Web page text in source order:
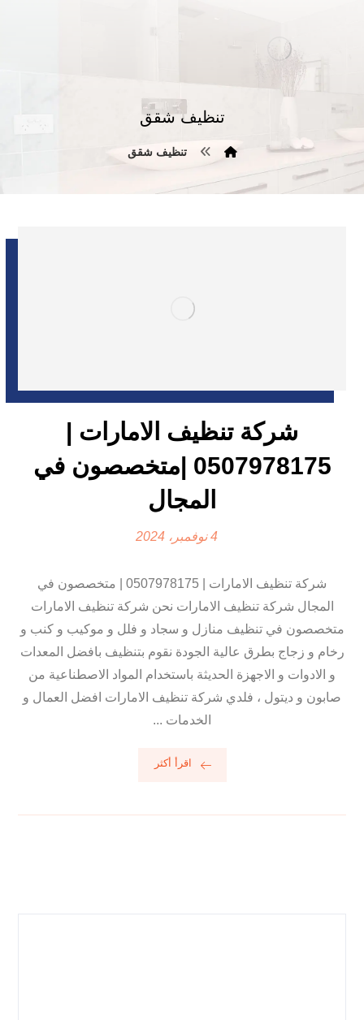
تنظيف شقق
تنظيف شقق
شركة تنظيف الامارات |
0507978175 |متخصصون في
المجال
4 نوفمبر، 2024
شركة تنظيف الامارات | 0507978175 | متخصصون في
المجال شركة تنظيف الامارات نحن شركة تنظيف الامارات
متخصصون في تنظيف منازل و سجاد و فلل و موكيب و كنب و
رخام و زجاج بطرق عالية الجودة نقوم بتنظيف بافضل المعدات
و الادوات و الاجهزة الحديثة باستخدام المواد الاصطناعية من
صابون و ديتول ، فلدي شركة تنظيف الامارات افضل العمال و
الخدمات ...
اقرأ أكثر